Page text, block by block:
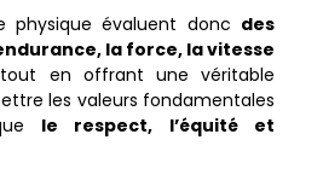
physique évaluent donc des
la force, la vitesse
tout en offrant une véritable
les valeurs fondamentales
le respect, l’équité et